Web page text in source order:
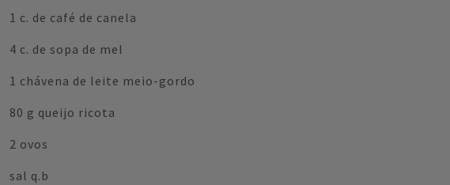
1 c. de café de canela
4 c. de sopa de mel
1 chávena de leite meio-gordo
80 g queijo ricota
2 ovos
sal q.b